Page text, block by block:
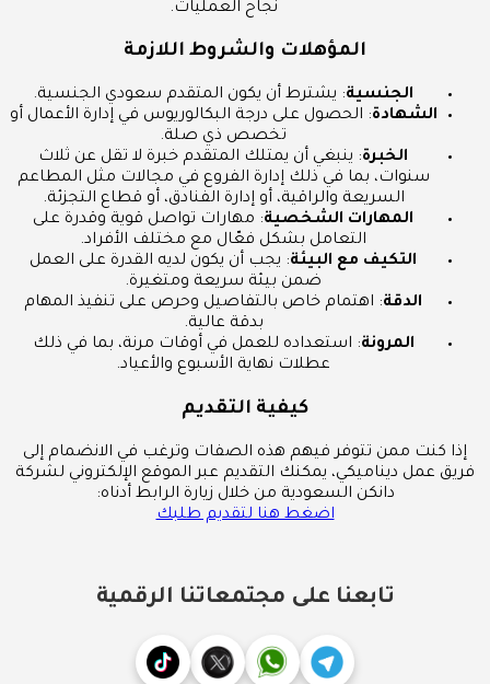
نجاح العمليات.
المؤهلات والشروط اللازمة
الجنسية: يشترط أن يكون المتقدم سعودي الجنسية.
الشهادة: الحصول على درجة البكالوريوس في إدارة الأعمال أو
تخصص ذي صلة.
الخبرة: ينبغي أن يمتلك المتقدم خبرة لا تقل عن ثلاث
سنوات، بما في ذلك إدارة الفروع في مجالات مثل المطاعم
السريعة والراقية، أو إدارة الفنادق، أو قطاع التجزئة.
المهارات الشخصية: مهارات تواصل قوية وقدرة على
التعامل بشكل فعّال مع مختلف الأفراد.
التكيف مع البيئة: يجب أن يكون لديه القدرة على العمل
ضمن بيئة سريعة ومتغيرة.
الدقة: اهتمام خاص بالتفاصيل وحرص على تنفيذ المهام
بدقة عالية.
المرونة: استعداده للعمل في أوقات مرنة، بما في ذلك
عطلات نهاية الأسبوع والأعياد.
كيفية التقديم
إذا كنت ممن تتوفر فيهم هذه الصفات وترغب في الانضمام إلى
فريق عمل ديناميكي، يمكنك التقديم عبر الموقع الإلكتروني لشركة
دانكن السعودية من خلال زيارة الرابط أدناه:
اضغط هنا لتقديم طلبك
تابعنا على مجتمعاتنا الرقمية